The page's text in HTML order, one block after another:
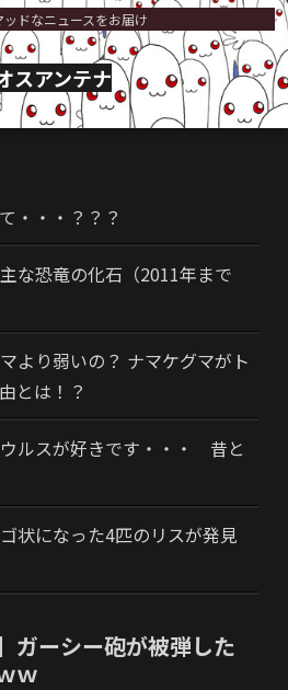
ッドなニュースをお届け
スアンテナ
・・・？？？
な恐竜の化石（2011年まで
より弱いの？ ナマケグマがト
とは！？
ルスが好きです・・・ 昔と
状になった4匹のリスが発見
ガーシー砲が被弾した
ｗ